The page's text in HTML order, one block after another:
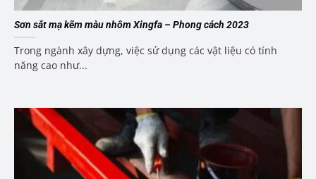
Sơn sắt mạ kẽm màu nhôm Xingfa – Phong cách 2023
Trong ngành xây dựng, việc sử dụng các vật liệu có tính
năng cao như...